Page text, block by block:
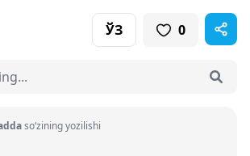
ЎЗ 0
so‘zining yozilishi